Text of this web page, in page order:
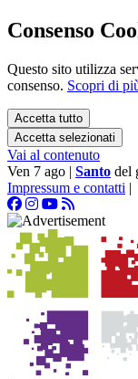
Consenso
Questo sito utilizza
consenso. Scopri di
Accetta tutto
Accetta selezionati
Vai al contenuto
Ven 7 ago | Santo del
Impressum e contatti |